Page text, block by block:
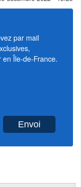
par mail
Île-de-France.